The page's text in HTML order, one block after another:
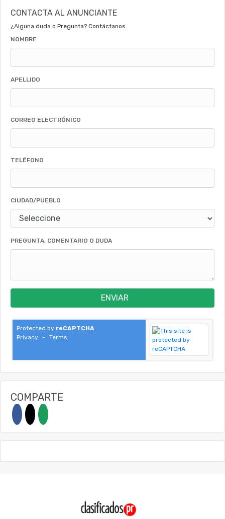
CONTACTA AL ANUNCIANTE
¿Alguna duda o Pregunta? Contáctanos.
NOMBRE
APELLIDO
CORREO ELECTRÓNICO
TELÉFONO
CIUDAD/PUEBLO
PREGUNTA, COMENTARIO O DUDA
ENVIAR
Protected by reCAPTCHA
Privacy
- Terms
COMPARTE